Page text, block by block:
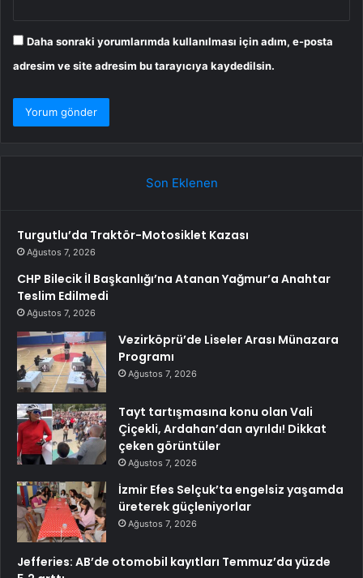
Daha sonraki yorumlarımda kullanılması için adım, e-posta
adresim ve site adresim bu tarayıcıya kaydedilsin.
Son Eklenen
Turgutlu’da Traktör-Motosiklet Kazası
Ağustos 7, 2026
CHP Bilecik İl Başkanlığı’na Atanan Yağmur’a Anahtar
Teslim Edilmedi
Ağustos 7, 2026
Vezirköprü’de Liseler Arası Münazara
Programı
Ağustos 7, 2026
Tayt tartışmasına konu olan Vali
Çiçekli, Ardahan’dan ayrıldı! Dikkat
çeken görüntüler
Ağustos 7, 2026
İzmir Efes Selçuk’ta engelsiz yaşamda
üreterek güçleniyorlar
Ağustos 7, 2026
Jefferies: AB’de otomobil kayıtları Temmuz’da yüzde